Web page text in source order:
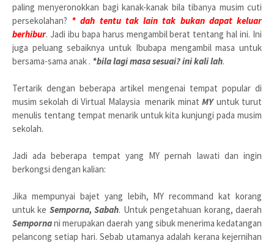
paling menyeronokkan bagi kanak-kanak bila tibanya musim cuti
persekolahan? * dah tentu tak lain tak bukan dapat keluar
berhibur. Jadi ibu bapa harus mengambil berat tentang hal ini. Ini
juga peluang sebaiknya untuk Ibubapa mengambil masa untuk
bersama-sama anak . *bila lagi masa sesuai? ini kali lah.
Tertarik dengan beberapa artikel mengenai tempat popular di
musim sekolah di Virtual Malaysia menarik minat MY untuk turut
menulis tentang tempat menarik untuk kita kunjungi pada musim
sekolah.
Jadi ada beberapa tempat yang MY pernah lawati dan ingin
berkongsi dengan kalian:
Jika mempunyai bajet yang lebih, MY recommand kat korang
untuk ke Semporna, Sabah. Untuk pengetahuan korang, daerah
Sempornani merupakan daerah yang sibuk menerima kedatangan
pelancong setiap hari. Sebab utamanya adalah kerana kejernihan